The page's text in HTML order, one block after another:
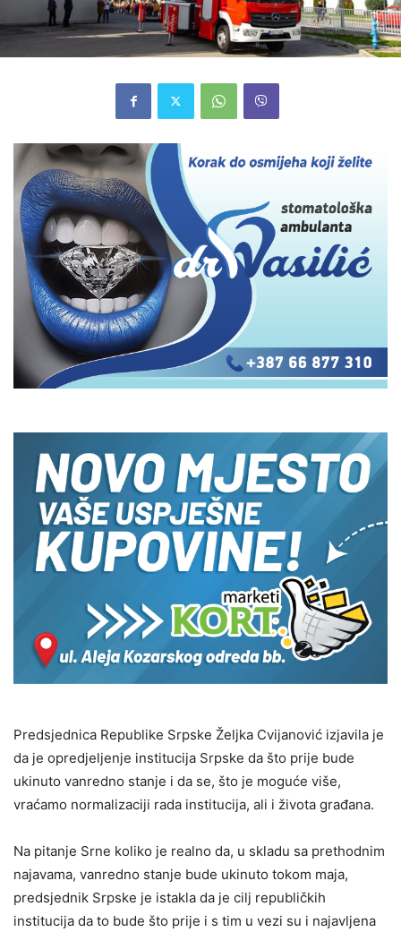
Predsjednica Republike Srpske Željka Cvijanović izjavila je
da je opredjeljenje institucija Srpske da što prije bude
ukinuto vanredno stanje i da se, što je moguće više,
vraćamo normalizaciji rada institucija, ali i života građana.
Na pitanje Srne koliko je realno da, u skladu sa prethodnim
najavama, vanredno stanje bude ukinuto tokom maja,
predsjednik Srpske je istakla da je cilj republičkih
institucija da to bude što prije i s tim u vezi su i najavljena